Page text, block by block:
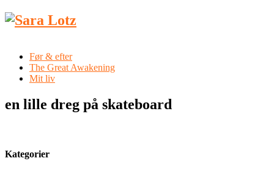
Før & efter
The Great Awakening
Mit liv
en lille dreg på skateboard
Kategorier